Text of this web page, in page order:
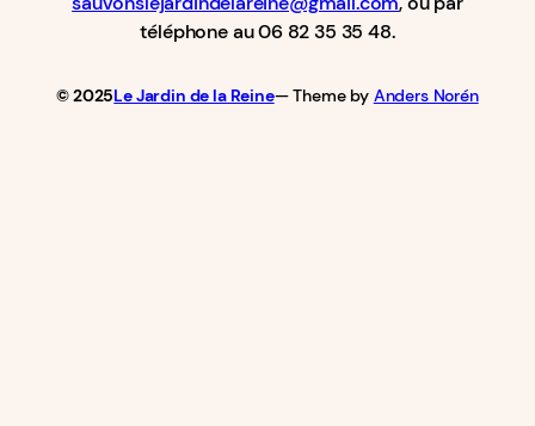
téléphone au 06 82 35 35 48.
© 2025Le Jardin de la Reine— Theme by Anders Norén